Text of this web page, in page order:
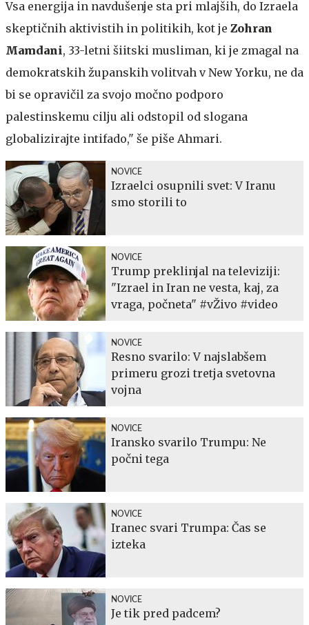
Vsa energija in navdušenje sta pri mlajših, do Izraela
skeptičnih aktivistih in politikih, kot je Zohran
Mamdani, 33-letni šiitski musliman, ki je zmagal na
demokratskih županskih volitvah v New Yorku, ne da
bi se opravičil za svojo močno podporo
palestinskemu cilju ali odstopil od slogana
globalizirajte intifado," še piše Ahmari.
NOVICE
Izraelci osupnili svet: V Iranu
smo storili to
NOVICE
Trump preklinjal na televiziji:
"Izrael in Iran ne vesta, kaj, za
vraga, počneta" #vŽivo #video
NOVICE
Resno svarilo: V najslabšem
primeru grozi tretja svetovna
vojna
NOVICE
Iransko svarilo Trumpu: Ne
počni tega
NOVICE
Iranec svari Trumpa: Čas se
izteka
NOVICE
Je tik pred padcem?